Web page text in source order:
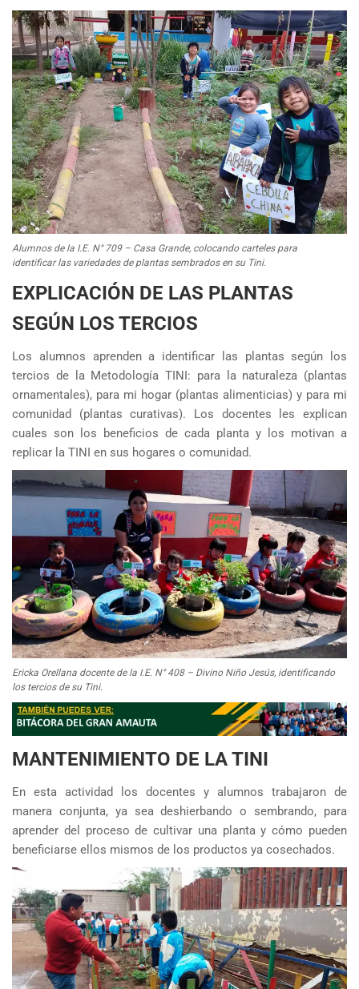
Alumnos de la I.E. N° 709 – Casa Grande, colocando carteles para
identificar las variedades de plantas sembrados en su Tini.
EXPLICACIÓN DE LAS PLANTAS
SEGÚN LOS TERCIOS
Los alumnos aprenden a identificar las plantas según los
tercios de la Metodología TINI: para la naturaleza (plantas
ornamentales), para mi hogar (plantas alimenticias) y para mi
comunidad (plantas curativas). Los docentes les explican
cuales son los beneficios de cada planta y los motivan a
replicar la TINI en sus hogares o comunidad.
Ericka Orellana docente de la I.E. N° 408 – Divino Niño Jesús, identificando
los tercios de su Tini.
MANTENIMIENTO DE LA TINI
En esta actividad los docentes y alumnos trabajaron de
manera conjunta, ya sea deshierbando o sembrando, para
aprender del proceso de cultivar una planta y cómo pueden
beneficiarse ellos mismos de los productos ya cosechados.